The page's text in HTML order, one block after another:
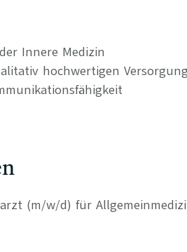
Innere Medizin
hochwertigen
(m/w/d) für